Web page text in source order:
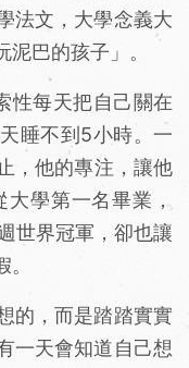
法文，大學念義大
巴的孩子」。
性每天把自己關在
睡不到5小時。一
，他的專注，讓他
學第一名畢業，
世界冠軍，卻也讓
的，而是踏踏實實
一天會知道自己想